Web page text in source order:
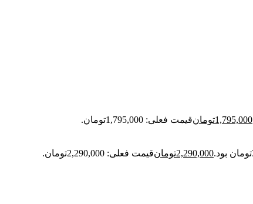
1,795,000تومانقیمت فعلی: 1,795,000تومان.
2,290,000تومانقیمت فعلی: 2,290,000تومان.